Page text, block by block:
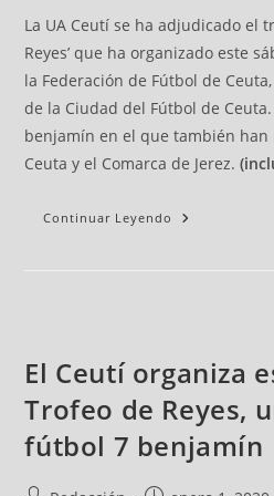
La UA Ceutí se ha adjudicado el
Reyes’ que ha organizado este
la Federación de Fútbol de Ceuta,
de la Ciudad del Fútbol de
benjamín en el que también han
Ceuta y el Comarca de Jerez.
Continuar Leyendo
El Ceutí organiza
Trofeo de Reyes,
fútbol 7 benjamín